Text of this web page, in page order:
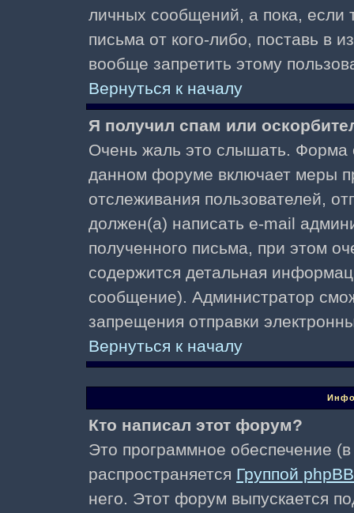
личных сообщений, а пока, если
письма от кого-либо, поставь в
вообще запретить этому
Вернуться к началу
Я получил спам или
Очень жаль это слышать. Форма
данном форуме включает меры
отслеживания пользователей,
должен(а) написать e-mail
полученного письма, при этом
содержится детальная
сообщение). Администратор
запрещения отправки
Вернуться к началу
Кто написал этот форум?
Это программное обеспечение
распространяется Группой phpBB
него. Этот форум выпускается